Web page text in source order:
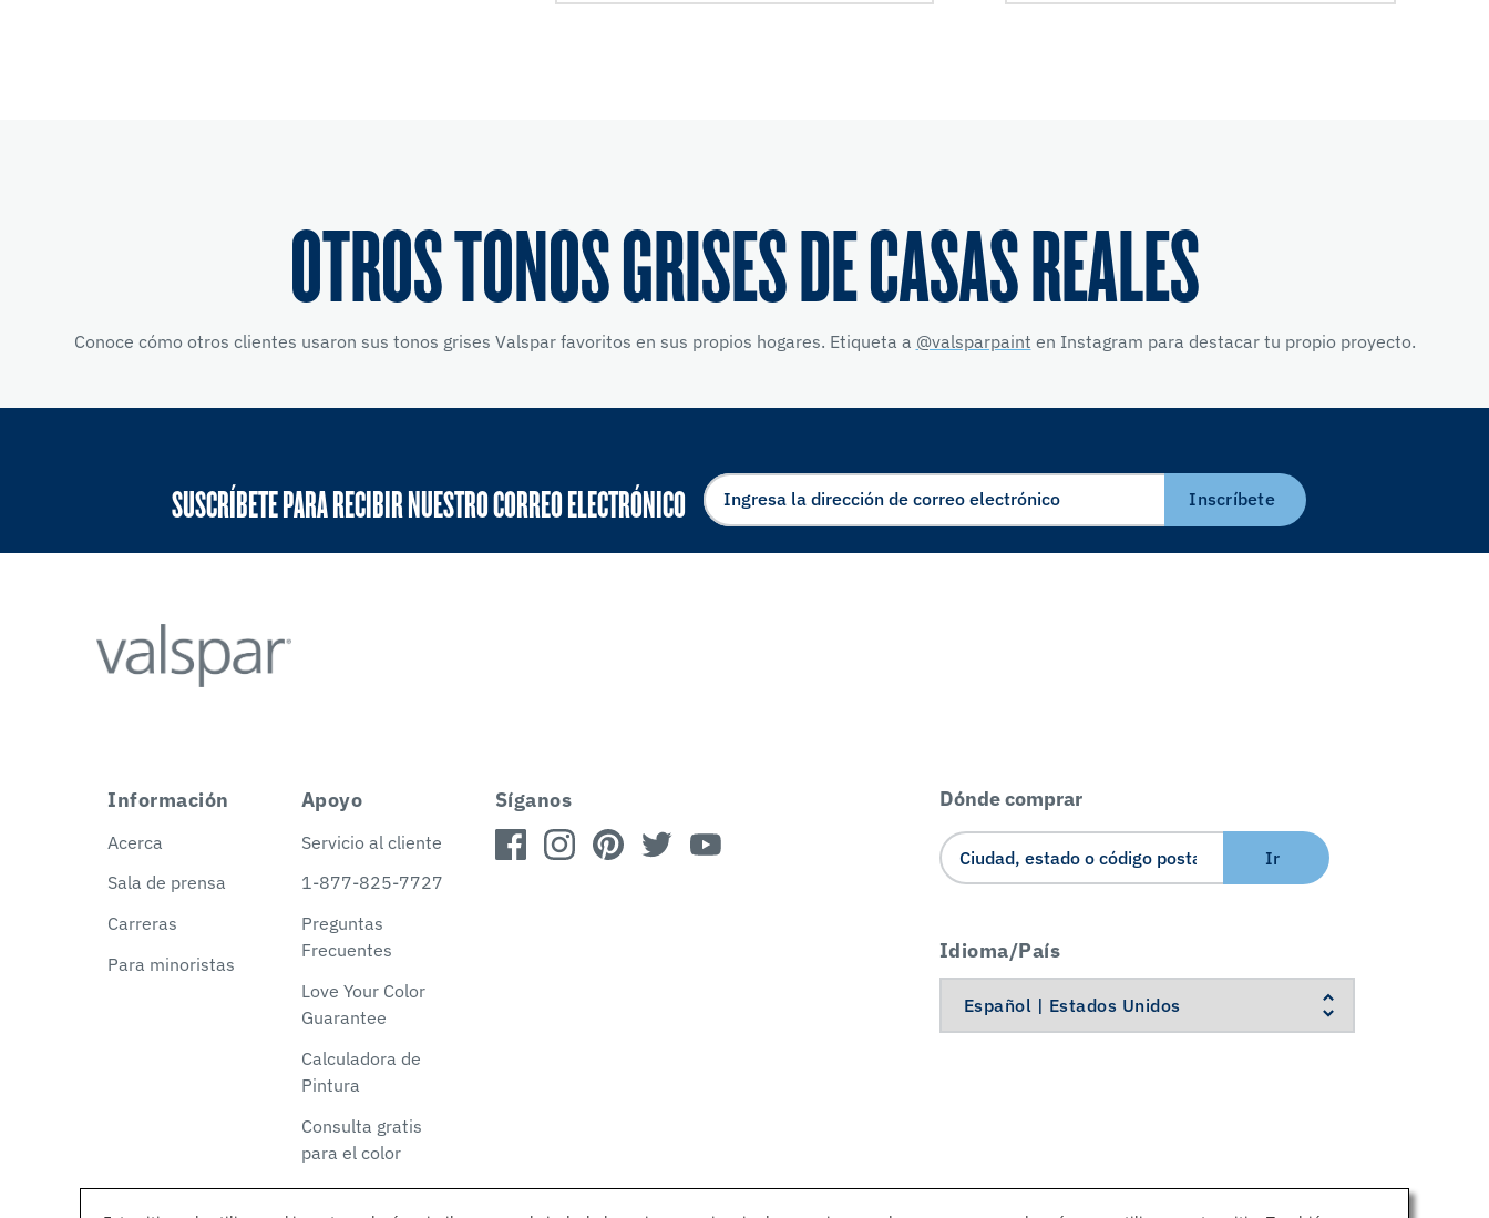
OTROS TONOS GRISES DE CASAS REALES
Conoce cómo otros clientes usaron sus tonos grises Valspar favoritos en sus propios hogares. Etiqueta a @valsparpaint en Instagram para destacar tu propio proyecto.
SUSCRÍBETE PARA RECIBIR NUESTRO CORREO ELECTRÓNICO Inscríbete
Información
Acerca
Sala de prensa
Carreras
Para minoristas
Apoyo
Servicio al cliente
1-877-825-7727
Preguntas
Frecuentes
Love Your Color
Guarantee
Calculadora de
Pintura
Consulta gratis
para el color
Síganos Dónde comprar
Ir
Idioma/País